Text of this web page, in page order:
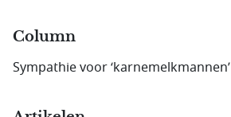
Column
Sympathie voor ‘karnemelkmannen’